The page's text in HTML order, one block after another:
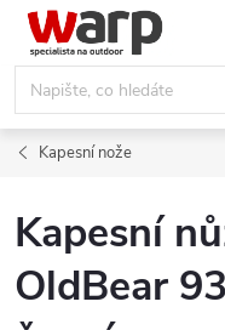
Přejít
obsah
Kapesní nože
Kapesní
OldBear